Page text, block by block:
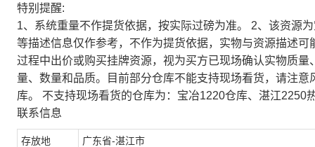
特别提醒:
1、系统重量不作提货依据，按实际过磅为准。 2、该资源
等描述信息仅作参考，不作为提货依据，实物与资源描述
过程中出价或购买挂牌资源，视为买方已现场确认实物质
量、数量和品质。目前部分仓库不能支持现场看货，请注
库。 不支持现场看货的仓库为：宝冶1220仓库、湛江2250
联系信息
存放地 广东省-湛江市